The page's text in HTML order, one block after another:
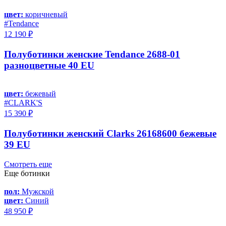
цвет: коричневый
#Tendance
12 190 ₽
Полуботинки женские Tendance 2688-01
разноцветные 40 EU
цвет: бежевый
#CLARK'S
15 390 ₽
Полуботинки женский Clarks 26168600 бежевые
39 EU
Смотреть еще
Еще ботинки
пол: Мужской
цвет: Синий
48 950 ₽